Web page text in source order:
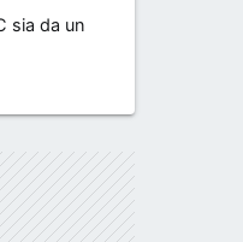
sia da un